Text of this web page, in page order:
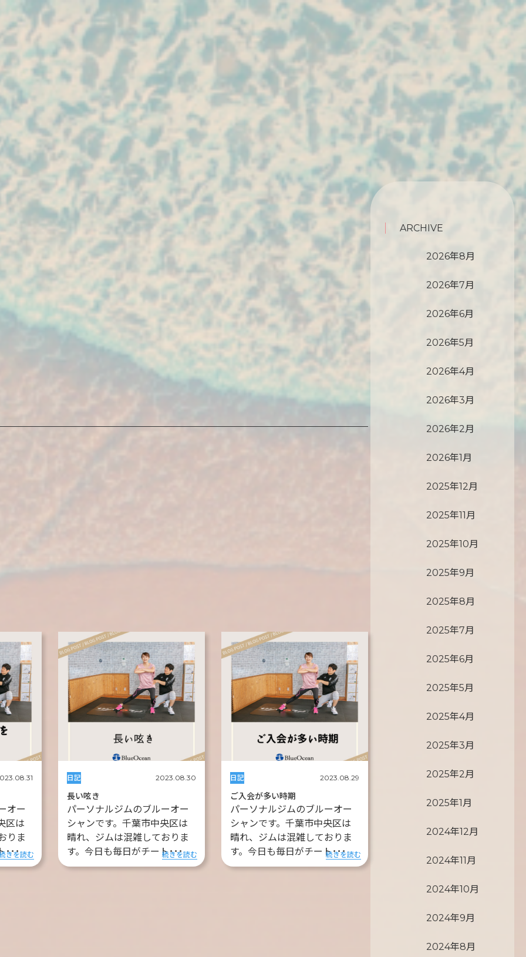
オー
区は
りま
･･･
きを読む
日記 2023.08.30
長い呟き
パーソナルジムのブルーオー
シャンです。千葉市中央区は
晴れ、ジムは混雑しておりま
す。今日も毎日がチート･･･
続きを読む
日記 2023.08.29
ご入会が多い時期
パーソナルジムのブルーオー
シャンです。千葉市中央区は
晴れ、ジムは混雑しておりま
す。今日も毎日がチート･･･
続きを読む
ARCHIVE
2026年8月
2026年7月
2026年6月
2026年5月
2026年4月
2026年3月
2026年2月
2026年1月
2025年12月
2025年11月
2025年10月
2025年9月
2025年8月
2025年7月
2025年6月
2025年5月
2025年4月
2025年3月
2025年2月
2025年1月
2024年12月
2024年11月
2024年10月
2024年9月
2024年8月